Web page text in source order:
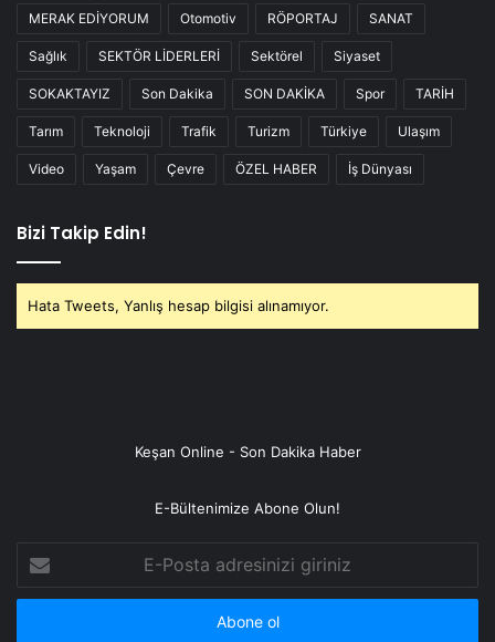
MERAK EDİYORUM Otomotiv RÖPORTAJ SANAT
Sağlık SEKTÖR LİDERLERİ Sektörel Siyaset
SOKAKTAYIZ Son Dakika SON DAKİKA Spor TARİH
Tarım Teknoloji Trafik Turizm Türkiye Ulaşım
Video Yaşam Çevre ÖZEL HABER İş Dünyası
Bizi Takip Edin!
Hata Tweets, Yanlış hesap bilgisi alınamıyor.
Keşan Online - Son Dakika Haber
E-Bültenimize Abone Olun!
Posta
adresinizi